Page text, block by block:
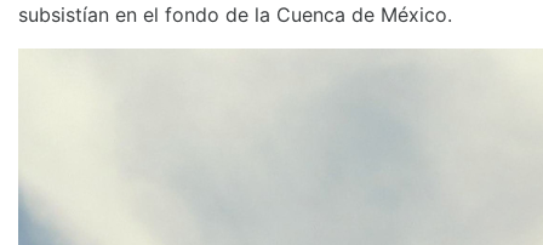
subsistían en el fondo de la Cuenca de México.